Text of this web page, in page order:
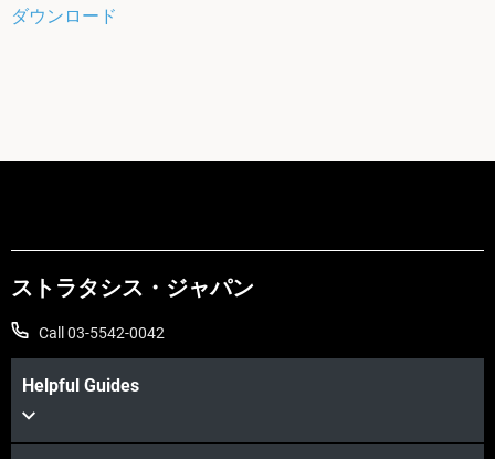
ダウンロード
ストラタシス・ジャパン
Call 03-5542-0042
Helpful Guides